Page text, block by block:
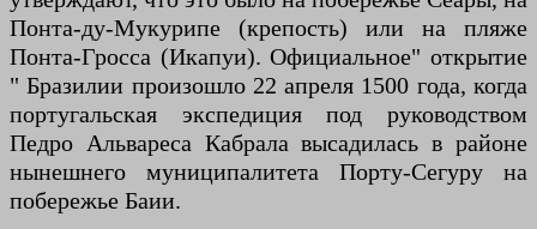
Понта-ду-Мукурипе (крепость) или на пляже
Понта-Гросса (Икапуи). Официальное" открытие
" Бразилии произошло 22 апреля 1500 года, когда
португальская экспедиция под руководством
Педро Альвареса Кабрала высадилась в районе
нынешнего муниципалитета Порту-Сегуру на
побережье Баии.